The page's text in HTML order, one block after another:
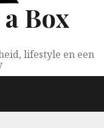
Box
lifestyle en een